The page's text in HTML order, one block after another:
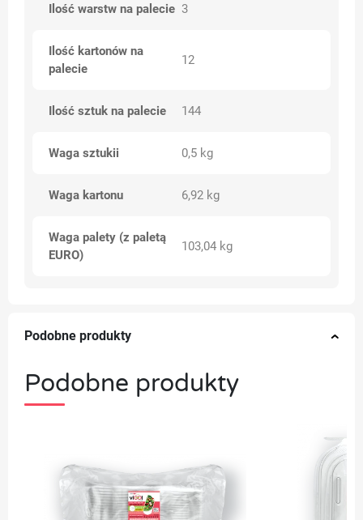
Ilość warstw na palecie 3
Ilość kartonów na
palecie
12
Ilość sztuk na palecie 144
Waga sztukii 0,5 kg
Waga kartonu 6,92 kg
Waga palety (z paletą
EURO)
103,04 kg
Podobne produkty
Podobne produkty